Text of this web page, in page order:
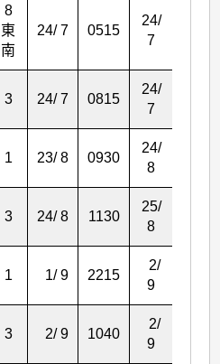
8
東
南
24/ 7 0515
24/
7
3 24/ 7 0815
24/
7
1 23/ 8 0930
24/
8
3 24/ 8 1130
25/
8
1 1/ 9 2215
2/
9
3 2/ 9 1040
2/
9